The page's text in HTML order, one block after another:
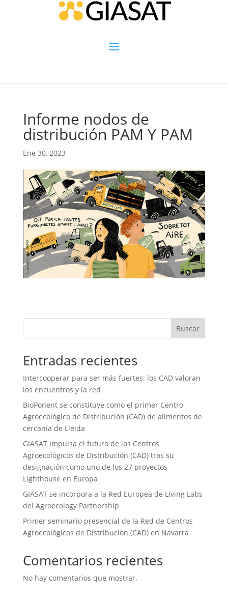
Informe nodos de
distribución PAM Y PAM
Ene 30, 2023
Buscar
Entradas recientes
Intercooperar para ser más fuertes: los CAD valoran
los encuentros y la red
BioPonent se constituye como el primer Centro
Agroecológico de Distribución (CAD) de alimentos de
cercanía de Lleida
GIASAT impulsa el futuro de los Centros
Agroecológicos de Distribución (CAD) tras su
designación como uno de los 27 proyectos
Lighthouse en Europa
GIASAT se incorpora a la Red Europea de Living Labs
del Agroecology Partnership
Primer seminario presencial de la Red de Centros
Agroecológicos de Distribución (CAD) en Navarra
Comentarios recientes
No hay comentarios que mostrar.